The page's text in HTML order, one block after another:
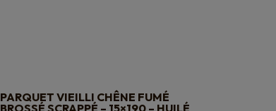
PARQUET VIEILLI CHÊNE FUMÉ